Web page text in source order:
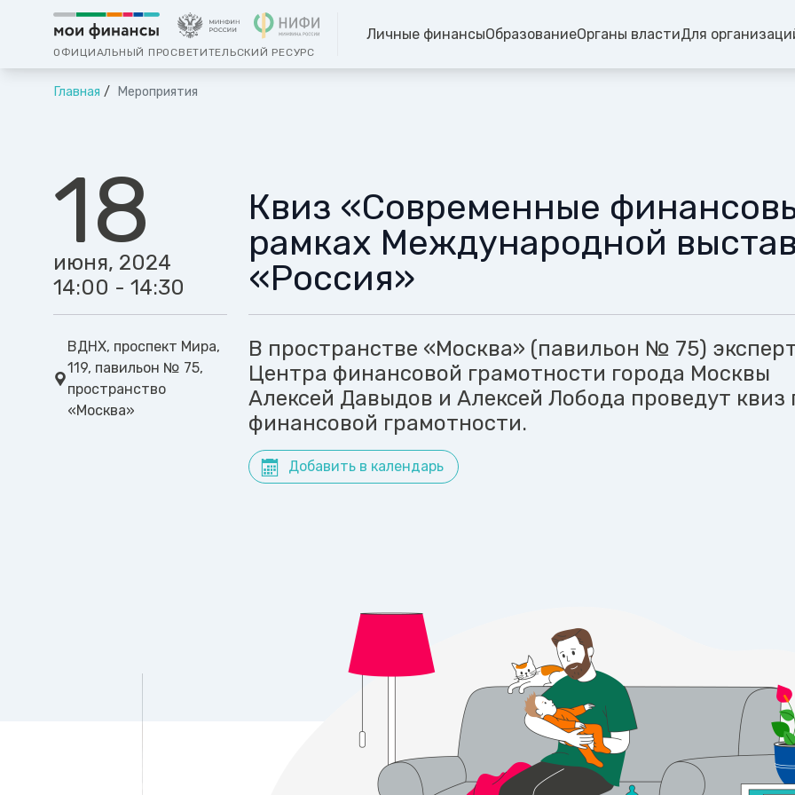
ОФИЦИАЛЬНЫЙ ПРОСВЕТИТЕЛЬСКИЙ РЕСУРС
Личные финансыОбразованиеОрганы властиДля
Главная Мероприятия
18
июня, 2024
14:00 - 14:30
ВДНХ, проспект Мира,
119, павильон № 75,
пространство
«Москва»
Квиз «Современные
рамках Международной
«Россия»
В пространстве «Москва» (павильон № 75)
Центра финансовой грамотности города Москвы
Алексей Давыдов и Алексей Лобода проведут квиз
финансовой грамотности.
Добавить в календарь